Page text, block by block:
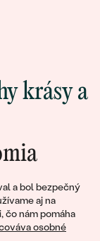
a bol bezpečný
aj na
čo nám pomáha
osobné
krásy a